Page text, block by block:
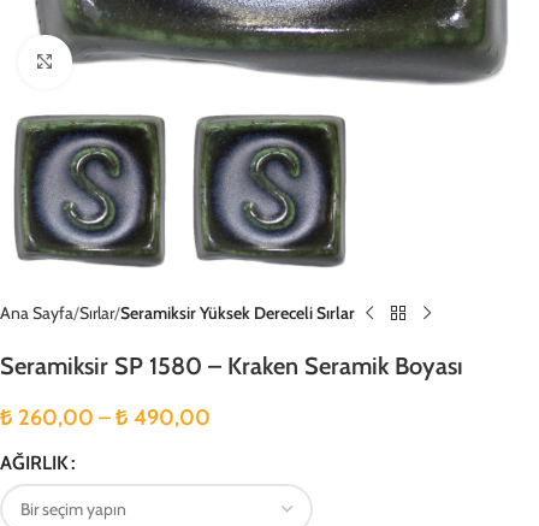
Büyütmek için tıklayın
Ana Sayfa Sırlar Seramiksir Yüksek Dereceli Sırlar
Seramiksir SP 1580 – Kraken Seramik Boyası
₺ 260,00 –₺ 490,00
AĞIRLIK